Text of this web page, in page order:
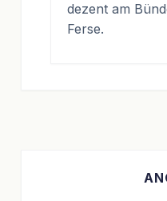
dezent am
Ferse.